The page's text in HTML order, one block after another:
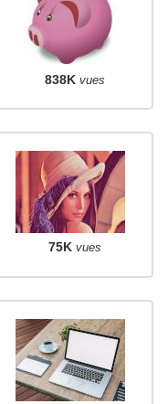
838K vues
75K vues